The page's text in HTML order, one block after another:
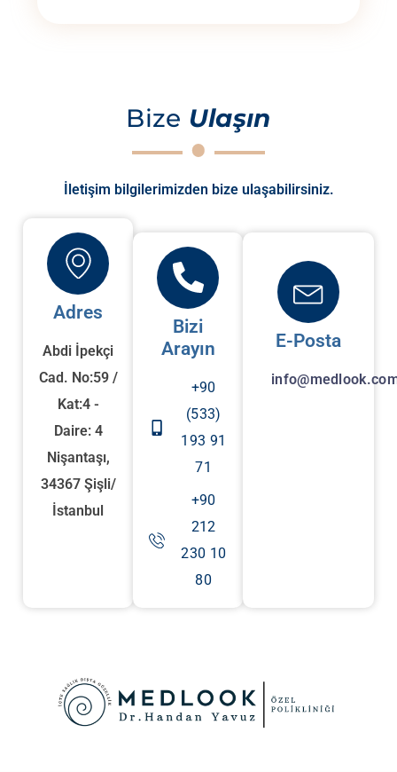
Bize Ulaşın
İletişim bilgilerimizden bize ulaşabilirsiniz.
Adres
Abdi İpekçi
Cad. No:59 /
Kat:4 -
Daire: 4
Nişantaşı,
34367 Şişli/
İstanbul
Bizi
Arayın
+90
(533)
193 91
71
+90
212
230 10
80
E-Posta